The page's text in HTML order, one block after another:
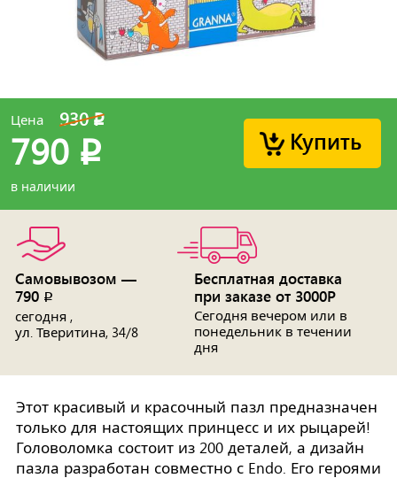
Купить
930p
Цена
790 p
в наличии
Самовывозом —
790 p
сегодня ,
ул. Тверитина, 34/8
Бесплатная доставка
при заказе от 3000Р
Сегодня вечером или в
понедельник в течении
дня
Этот красивый и красочный пазл предназначен
только для настоящих принцесс и их рыцарей!
Головоломка состоит из 200 деталей, а дизайн
пазла разработан совместно с Endo. Его героями